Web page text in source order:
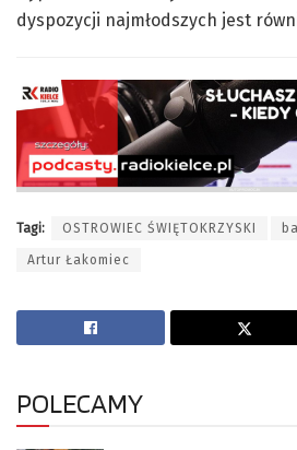
dyspozycji najmłodszych jest
Tagi: OSTROWIEC ŚWIĘTOKRZYSKI
Artur Łakomiec
POLECAMY